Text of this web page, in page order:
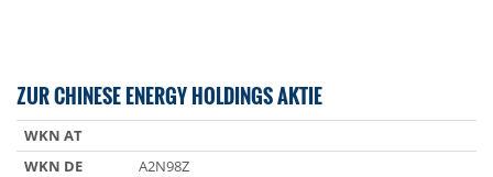
ZUR CHINESE ENERGY HOLDINGS AKTIE
WKN AT
WKN DE
A2N98Z